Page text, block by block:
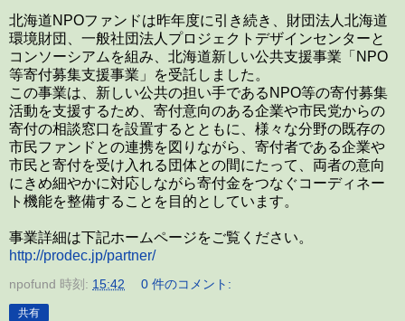
北海道NPOファンドは昨年度に引き続き、財団法人北海道
環境財団、一般社団法人プロジェクトデザインセンターと
コンソーシアムを組み、北海道新しい公共支援事業「NPO
等寄付募集支援事業」を受託しました。
この事業は、新しい公共の担い手であるNPO等の寄付募集
活動を支援するため、寄付意向のある企業や市民党からの
寄付の相談窓口を設置するとともに、様々な分野の既存の
市民ファンドとの連携を図りながら、寄付者である企業や
市民と寄付を受け入れる団体との間にたって、両者の意向
にきめ細やかに対応しながら寄付金をつなぐコーディネー
ト機能を整備することを目的としています。
事業詳細は下記ホームページをご覧ください。
http://prodec.jp/partner/
npofund 時刻: 15:42 0 件のコメント:
共有